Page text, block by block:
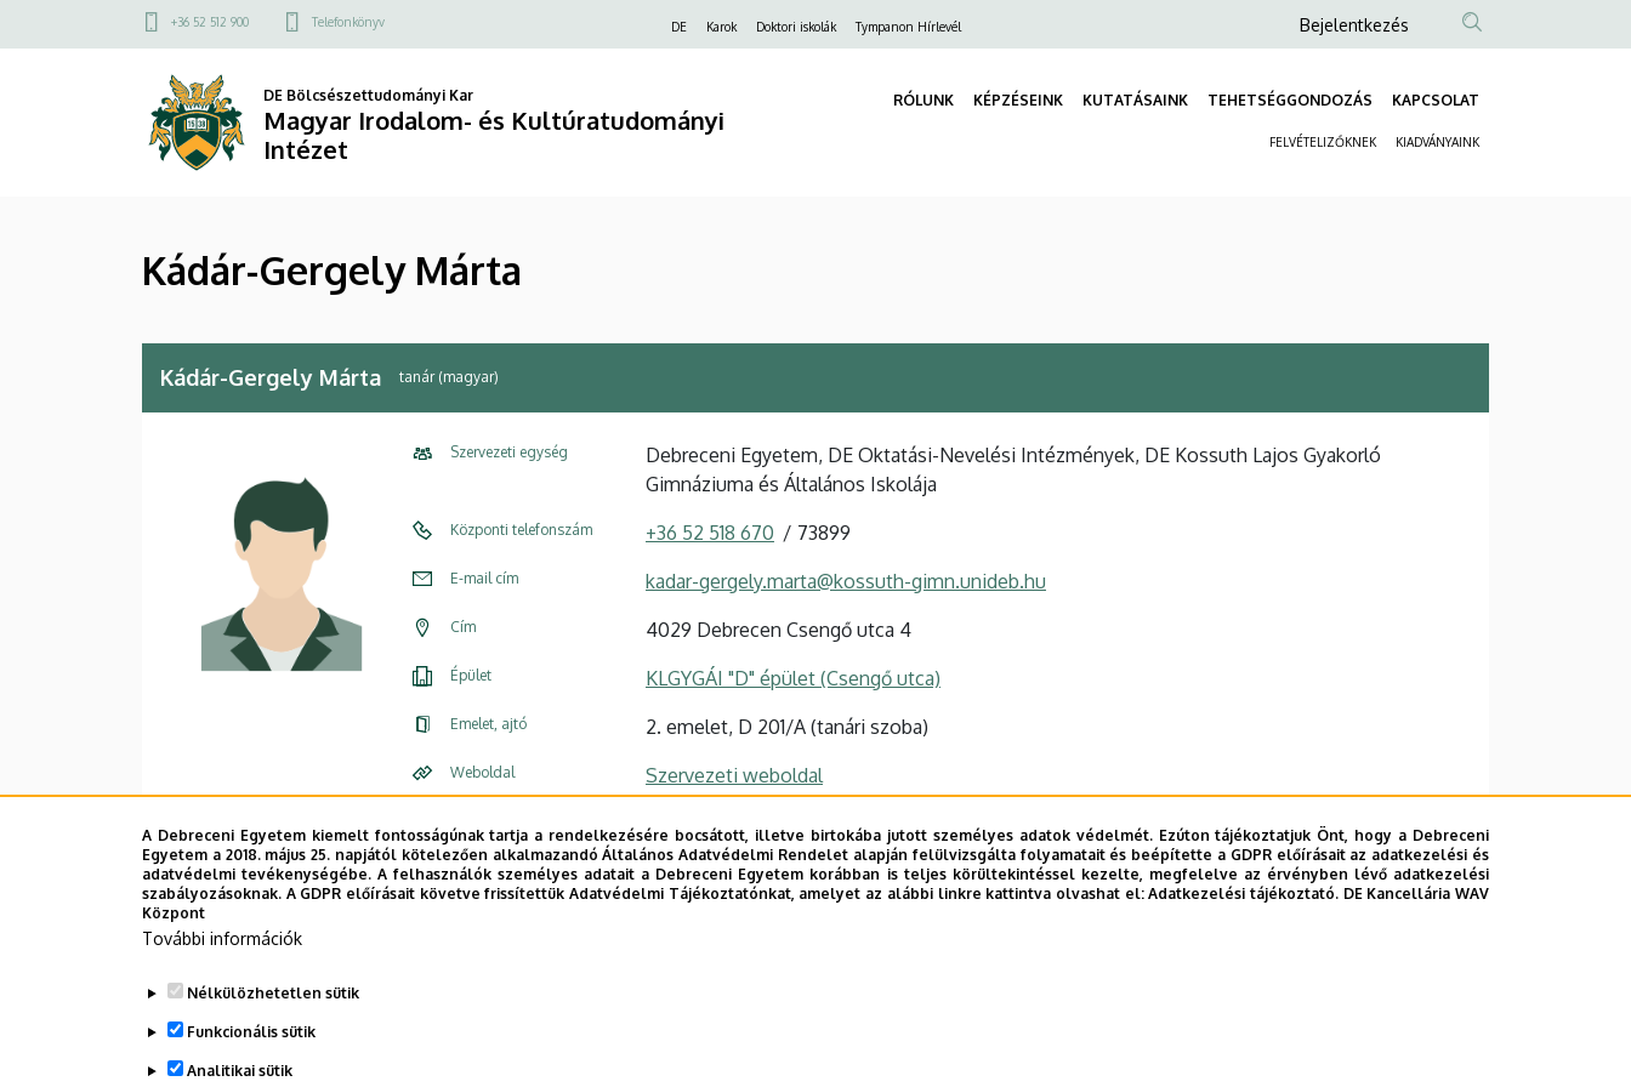
Irodalom-
Kultúratudományi
a
Felső
menü
+36 52 512 900 Telefonkönyv DE Karok Doktori iskolák Tympanon Hírlevél
Anonim
fiók
menüje
Bejelentkezés
DE Bölcsészettudományi Kar
Magyar Irodalom- és Kultúratudományi
Intézet
RÓLUNK KÉPZÉSEINK KUTATÁSAINK TEHETSÉGGONDOZÁS KAPCSOLAT
FELVÉTELIZŐKNEK KIADVÁNYAINK
Kádár-Gergely Márta
Kádár-Gergely Márta tanár (magyar)
Szervezeti egység
Debreceni Egyetem, DE Oktatási-Nevelési Intézmények, DE Kossuth Lajos Gyakorló
Gimnáziuma és Általános Iskolája
Központi telefonszám +36 52 518 670 73899
E-mail cím kadar-gergely.marta@kossuth-gimn.unideb.hu
Cím 4029 Debrecen Csengő utca 4
Épület KLGYGÁI "D" épület (Csengő utca)
Emelet, ajtó 2. emelet, D 201/A (tanári szoba)
Weboldal Szervezeti weboldal
A Debreceni Egyetem kiemelt fontosságúnak tartja a rendelkezésére bocsátott, illetve birtokába jutott személyes adatok védelmét. Ezúton tájékoztatjuk Önt, hogy a Debreceni
Egyetem a 2018. május 25. napjától kötelezően alkalmazandó Általános Adatvédelmi Rendelet alapján felülvizsgálta folyamatait és beépítette a GDPR előírásait az adatkezelési és
adatvédelmi tevékenységébe. A felhasználók személyes adatait a Debreceni Egyetem korábban is teljes körültekintéssel kezelte, megfelelve az érvényben lévő adatkezelési
szabályozásoknak. A GDPR előírásait követve frissítettük Adatvédelmi Tájékoztatónkat, amelyet az alábbi linkre kattintva olvashat el:Adatkezelési tájékoztató. DE Kancellária WAV
Központ
További információk
Nélkülözhetetlen sütik
Funkcionális sütik
Analitikai sütik